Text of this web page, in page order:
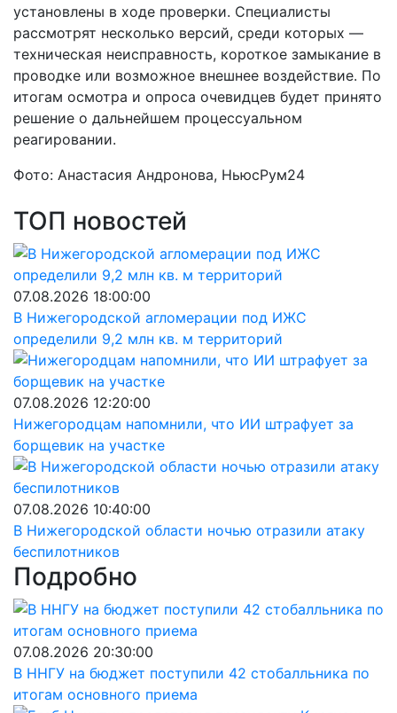
установлены в ходе проверки. Специалисты
рассмотрят несколько версий, среди которых —
техническая неисправность, короткое замыкание в
проводке или возможное внешнее воздействие. По
итогам осмотра и опроса очевидцев будет принято
решение о дальнейшем процессуальном
реагировании.
Фото: Анастасия Андронова, НьюсРум24
ТОП новостей
07.08.2026 18:00:00
В Нижегородской агломерации под ИЖС
определили 9,2 млн кв. м территорий
07.08.2026 12:20:00
Нижегородцам напомнили, что ИИ штрафует за
борщевик на участке
07.08.2026 10:40:00
В Нижегородской области ночью отразили атаку
беспилотников
Подробно
07.08.2026 20:30:00
В ННГУ на бюджет поступили 42 стобалльника по
итогам основного приема